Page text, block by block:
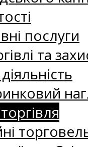
послуги
та